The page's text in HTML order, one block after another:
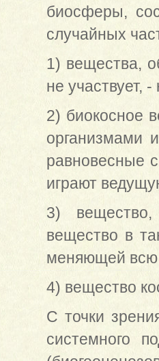
биосферы,
случайных
1) вещества,
не участвует,
2) биокосное
организмами
равновесные
играют
3)
вещество в
меняющей
4) вещество
С точки
системного